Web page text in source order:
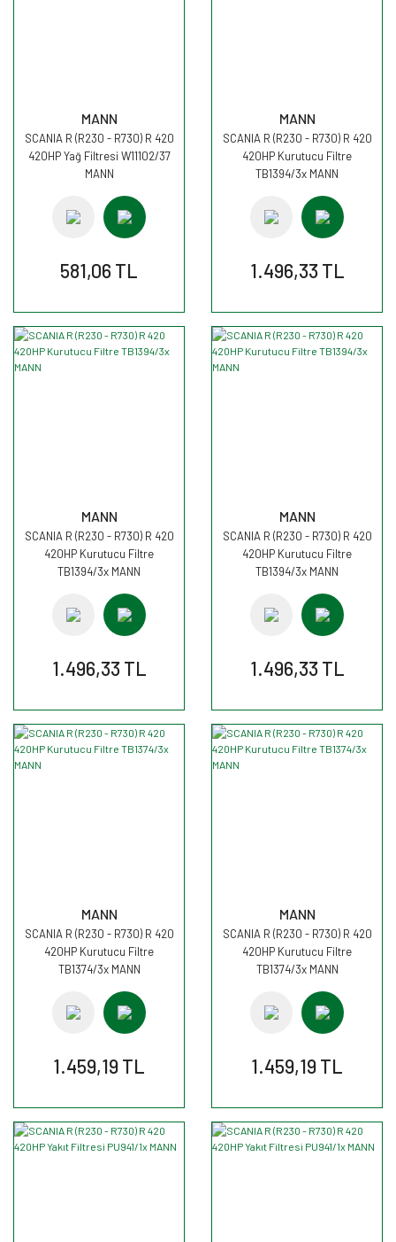
MANN
SCANIA R (R230 - R730) R 420
420HP Yağ Filtresi W11102/37
MANN
581,06 TL
MANN
SCANIA R (R230 - R730) R 420
420HP Kurutucu Filtre
TB1394/3x MANN
1.496,33 TL
MANN
SCANIA R (R230 - R730) R 420
420HP Kurutucu Filtre
TB1394/3x MANN
1.496,33 TL
MANN
SCANIA R (R230 - R730) R 420
420HP Kurutucu Filtre
TB1394/3x MANN
1.496,33 TL
MANN
SCANIA R (R230 - R730) R 420
420HP Kurutucu Filtre
TB1374/3x MANN
1.459,19 TL
MANN
SCANIA R (R230 - R730) R 420
420HP Kurutucu Filtre
TB1374/3x MANN
1.459,19 TL